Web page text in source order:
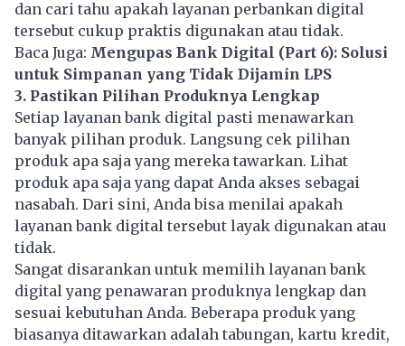
dan cari tahu apakah layanan perbankan digital
tersebut cukup praktis digunakan atau tidak.
Baca Juga: Mengupas Bank Digital (Part 6): Solusi
untuk Simpanan yang Tidak Dijamin LPS
3. Pastikan Pilihan Produknya Lengkap
Setiap layanan bank digital pasti menawarkan
banyak pilihan produk. Langsung cek pilihan
produk apa saja yang mereka tawarkan. Lihat
produk apa saja yang dapat Anda akses sebagai
nasabah. Dari sini, Anda bisa menilai apakah
layanan bank digital tersebut layak digunakan atau
tidak.
Sangat disarankan untuk memilih layanan bank
digital yang penawaran produknya lengkap dan
sesuai kebutuhan Anda. Beberapa produk yang
biasanya ditawarkan adalah tabungan, kartu kredit,